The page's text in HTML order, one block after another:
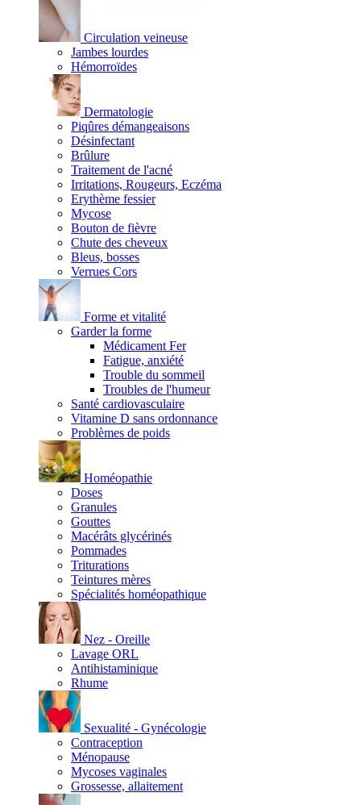
Circulation veineuse
Jambes lourdes
Hémorroïdes
Dermatologie
Piqûres démangeaisons
Désinfectant
Brûlure
Traitement de l'acné
Irritations, Rougeurs, Eczéma
Erythème fessier
Mycose
Bouton de fièvre
Chute des cheveux
Bleus, bosses
Verrues Cors
Forme et vitalité
Garder la forme
Médicament Fer
Fatigue, anxiété
Trouble du sommeil
Troubles de l'humeur
Santé cardiovasculaire
Vitamine D sans ordonnance
Problèmes de poids
Homéopathie
Doses
Granules
Gouttes
Macérâts glycérinés
Pommades
Triturations
Teintures mères
Spécialités homéopathique
Nez - Oreille
Lavage ORL
Antihistaminique
Rhume
Sexualité - Gynécologie
Contraception
Ménopause
Mycoses vaginales
Grossesse, allaitement